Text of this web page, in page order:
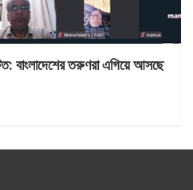
বাংলাদেশের তরুণরা এগিয়ে আসছে